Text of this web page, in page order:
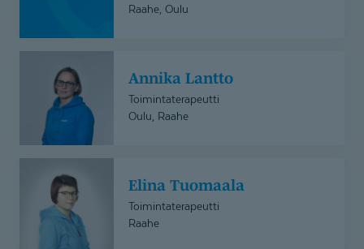
Raahe, Oulu
Lantto
Annika Lantto
Toimintaterapeutti
Oulu, Raahe
Tuomaala
Elina Tuomaala
Toimintaterapeutti
Raahe